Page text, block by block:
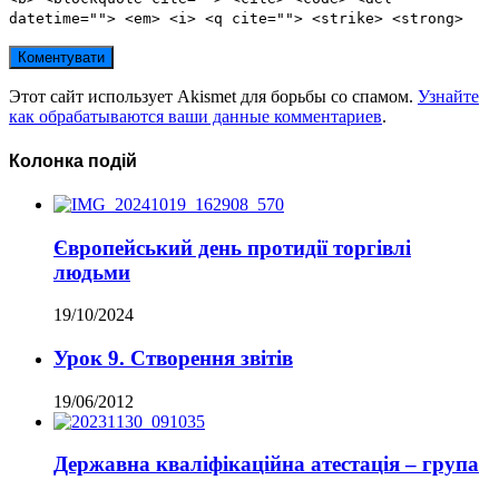
datetime=""> <em> <i> <q cite=""> <strike> <strong>
Этот сайт использует Akismet для борьбы со спамом. Узнайте
как обрабатываются ваши данные комментариев.
Колонка подій
Європейський день протидії торгівлі
людьми
19/10/2024
Урок 9. Створення звітів
19/06/2012
Державна кваліфікаційна атестація – група